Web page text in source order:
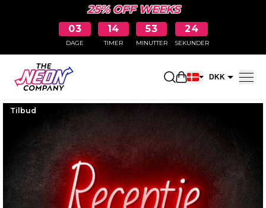
25% OFF WEEKS
03
DAGE
14
TIMER
53
MINUTTER
23
SEKUNDER
Åbn DKK
Tilbud